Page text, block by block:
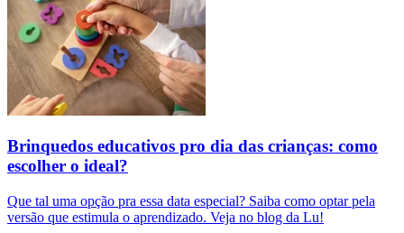
Brinquedos educativos pro dia das crianças: como
escolher o ideal?
Que tal uma opção pra essa data especial? Saiba como optar pela
versão que estimula o aprendizado. Veja no blog da Lu!